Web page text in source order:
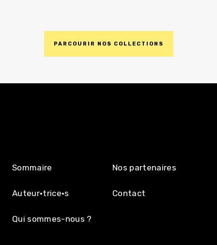
PARCOURIR NOS COLLECTIONS
Sommaire
Auteur·trice·s
Qui sommes-nous ?
Nos partenaires
Contact